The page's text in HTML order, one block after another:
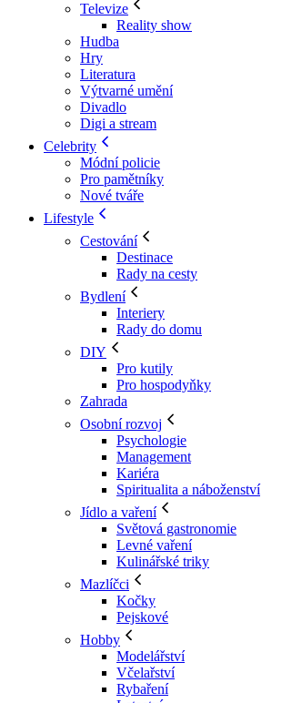
Televize
Reality show
Hudba
Hry
Literatura
Výtvarné umění
Divadlo
Digi a stream
Celebrity
Módní policie
Pro pamětníky
Nové tváře
Lifestyle
Cestování
Destinace
Rady na cesty
Bydlení
Interiery
Rady do domu
DIY
Pro kutily
Pro hospodyňky
Zahrada
Osobní rozvoj
Psychologie
Management
Kariéra
Spiritualita a náboženství
Jídlo a vaření
Světová gastronomie
Levné vaření
Kulinářské triky
Mazlíčci
Kočky
Pejskové
Hobby
Modelářství
Včelařství
Rybaření